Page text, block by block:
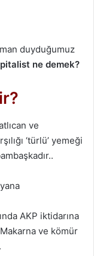
duyduğumuz
ne demek?
ve
‘türlü’ yemeği
AKP iktidarına
ve kömür